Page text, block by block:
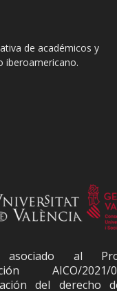
de académicos y
iberoamericano.
asociado al
AICO/
del derecho